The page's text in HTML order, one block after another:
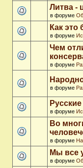
Литва -
в форуме
Как это
в форуме
Чем
в форуме
в форуме
в форуме
Во
в форуме
Мы все
в форуме